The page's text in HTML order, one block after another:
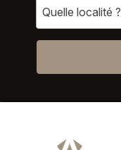
Quelle localité ?